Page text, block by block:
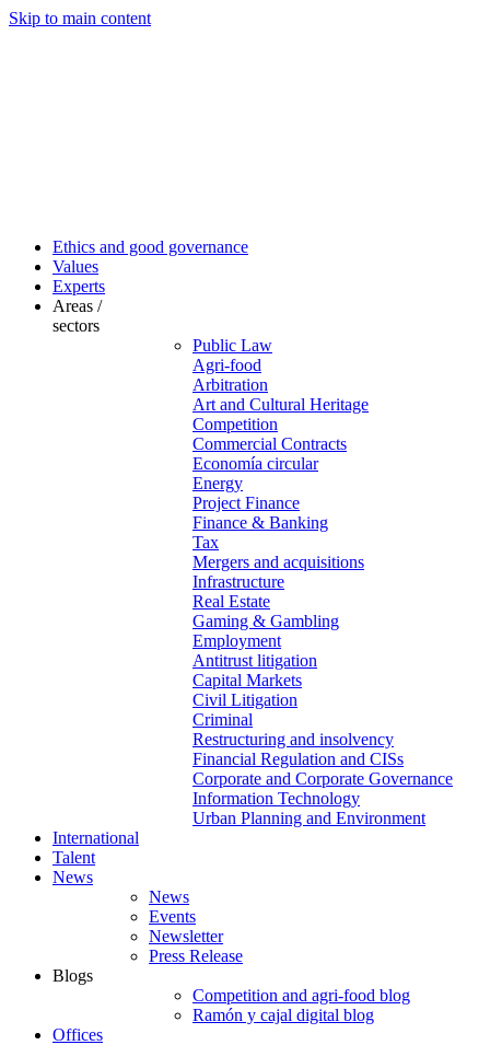
Skip to main content
Ethics and good governance
Values
Experts
Areas /
sectors
Public Law
Agri-food
Arbitration
Art and Cultural Heritage
Competition
Commercial Contracts
Economía circular
Energy
Project Finance
Finance & Banking
Tax
Mergers and acquisitions
Infrastructure
Real Estate
Gaming & Gambling
Employment
Antitrust litigation
Capital Markets
Civil Litigation
Criminal
Restructuring and insolvency
Financial Regulation and CISs
Corporate and Corporate Governance
Information Technology
Urban Planning and Environment
International
Talent
News
News
Events
Newsletter
Press Release
Blogs
Competition and agri-food blog
Ramón y cajal digital blog
Offices